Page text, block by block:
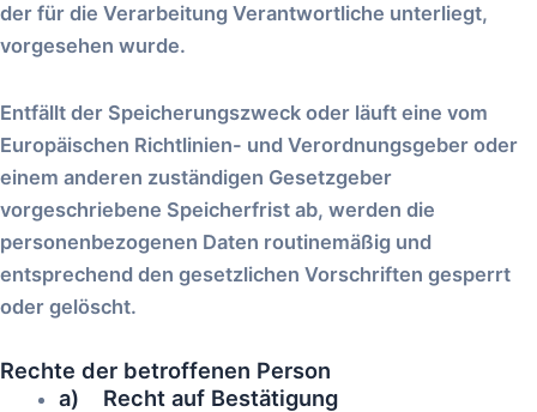
der für die Verarbeitung Verantwortliche unterliegt,
vorgesehen wurde.
Entfällt der Speicherungszweck oder läuft eine vom
Europäischen Richtlinien- und Verordnungsgeber oder
einem anderen zuständigen Gesetzgeber
vorgeschriebene Speicherfrist ab, werden die
personenbezogenen Daten routinemäßig und
entsprechend den gesetzlichen Vorschriften gesperrt
oder gelöscht.
Rechte der betroffenen Person
a) Recht auf Bestätigung